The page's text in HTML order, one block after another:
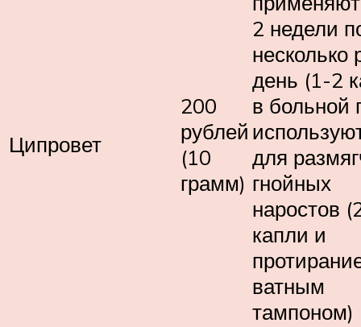
Ципровет
200
рублей
(10
грамм)
2 недели
несколько
день (1-2
в больной
для
гнойных
наростов
капли и
ватным
тампоном)